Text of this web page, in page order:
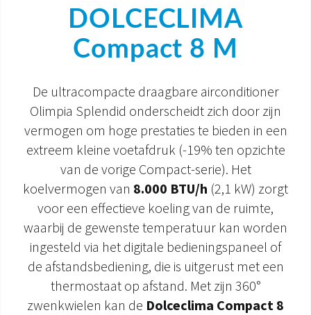
GEÏNTEGREERDE SYSTEMEN
DOCUMENTATIE PRODUCTEN
DOLCECLIMA
Compact 8 M
De ultracompacte draagbare airconditioner
Olimpia Splendid onderscheidt zich door zijn
vermogen om hoge prestaties te bieden in een
extreem kleine voetafdruk (-19% ten opzichte
van de vorige Compact-serie). Het
koelvermogen van 8.000 BTU/h (2,1 kW) zorgt
voor een effectieve koeling van de ruimte,
waarbij de gewenste temperatuur kan worden
ingesteld via het digitale bedieningspaneel of
de afstandsbediening, die is uitgerust met een
thermostaat op afstand. Met zijn 360°
zwenkwielen kan de Dolceclima Compact 8